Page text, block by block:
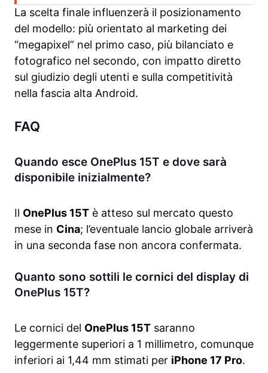
La scelta finale influenzerà il posizionamento
del modello: più orientato al marketing dei
“megapixel” nel primo caso, più bilanciato e
fotografico nel secondo, con impatto diretto
sul giudizio degli utenti e sulla competitività
nella fascia alta Android.
FAQ
Quando esce OnePlus 15T e dove sarà
disponibile inizialmente?
Il OnePlus 15T è atteso sul mercato questo
mese in Cina; l’eventuale lancio globale arriverà
in una seconda fase non ancora confermata.
Quanto sono sottili le cornici del display di
OnePlus 15T?
Le cornici del OnePlus 15T saranno
leggermente superiori a 1 millimetro, comunque
inferiori ai 1,44 mm stimati per iPhone 17 Pro.